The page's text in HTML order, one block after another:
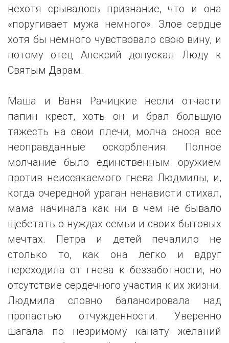
нехотя срывалось признание, что и она
«поругивает мужа немного». Злое сердце
хотя бы немного чувствовало свою вину, и
потому отец Алексий допускал Люду к
Святым Дарам.
Маша и Ваня Рачицкие несли отчасти
папин крест, хоть он и брал большую
тяжесть на свои плечи, молча снося все
неоправданные оскорбления. Полное
молчание было единственным оружием
против неиссякаемого гнева Людмилы, и,
когда очередной ураган ненависти стихал,
мама начинала как ни в чем не бывало
щебетать о нуждах семьи и своих бытовых
мечтах. Петра и детей печалило не
столько то, как она легко и вдруг
переходила от гнева к беззаботности, но
отсутствие сердечного участия к их жизни.
Людмила словно балансировала над
пропастью отчужденности. Уверенно
шагала по незримому канату желаний